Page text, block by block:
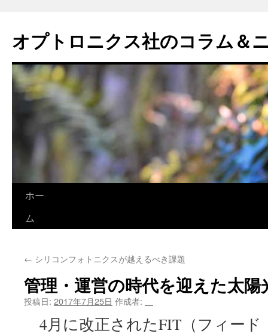
オプトロニクス社のコラム＆
ン
ツ
へ
ホー
ム
← シリコンフォトニクスが越えるべき課題
管理・運営の時代を迎えた太
投稿日: 2017年7月25日 作成者:
4月に改正されたFIT（フィード